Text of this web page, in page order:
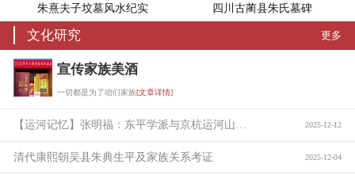
朱熹夫子坟墓风水纪实 四川古蔺县朱氏墓碑
文化研究 更多
宣传家族美酒
一切都是为了咱们家族[文章详情]
【运河记忆】张明福：东平学派与京杭运河山东段的贯通 2025-12-12
清代康熙朝吴县朱典生平及家族关系考证 2025-12-04